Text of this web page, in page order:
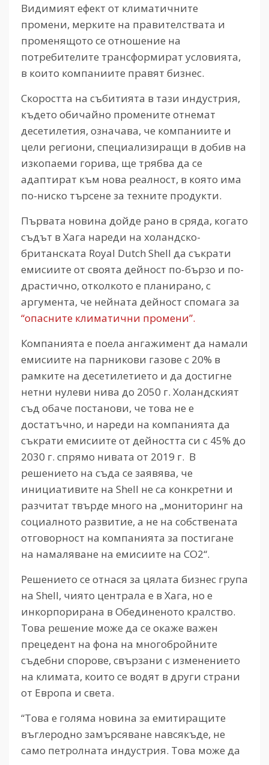
Видимият ефект от климатичните
промени, мерките на правителствата и
променящото се отношение на
потребителите трансформират условията,
в които компаниите правят бизнес.
Скоростта на събитията в тази индустрия,
където обичайно промените отнемат
десетилетия, означава, че компаниите и
цели региони, специализиращи в добив на
изкопаеми горива, ще трябва да се
адаптират към нова реалност, в която има
по-ниско търсене за техните продукти.
Първата новина дойде рано в сряда, когато
съдът в Хага нареди на холандско-
британската Royal Dutch Shell да съкрати
емисиите от своята дейност по-бързо и по-
драстично, отколкото е планирано, с
аргумента, че нейната дейност спомага за
“опасните климатични промени”.
Компанията е поела ангажимент да намали
емисиите на парникови газове с 20% в
рамките на десетилетието и да достигне
нетни нулеви нива до 2050 г. Холандският
съд обаче постанови, че това не е
достатъчно, и нареди на компанията да
съкрати емисиите от дейността си с 45% до
2030 г. спрямо нивата от 2019 г. В
решението на съда се заявява, че
инициативите на Shell не са конкретни и
разчитат твърде много на „мониторинг на
социалното развитие, а не на собствената
отговорност на компанията за постигане
на намаляване на емисиите на CO2“.
Решението се отнася за цялата бизнес група
на Shell, чиято централа е в Хага, но е
инкорпорирана в Обединеното кралство.
Това решение може да се окаже важен
прецедент на фона на многобройните
съдебни спорове, свързани с изменението
на климата, които се водят в други страни
от Европа и света.
“Това е голяма новина за емитиращите
въглеродно замърсяване навсякъде, не
само петролната индустрия. Това може да